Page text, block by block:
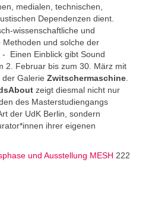
medialen, technischen,
Dependenzen dient.
wissenschaftliche und
und solche der
Einen Einblick gibt Sound
2. Februar bis zum 30. März mit
der Galerie Zwitschermaschine
zeigt diesmal nicht nur
des Masterstudiengangs
der UdK Berlin, sondern
ihrer eigenen
und Ausstellung MESH 222